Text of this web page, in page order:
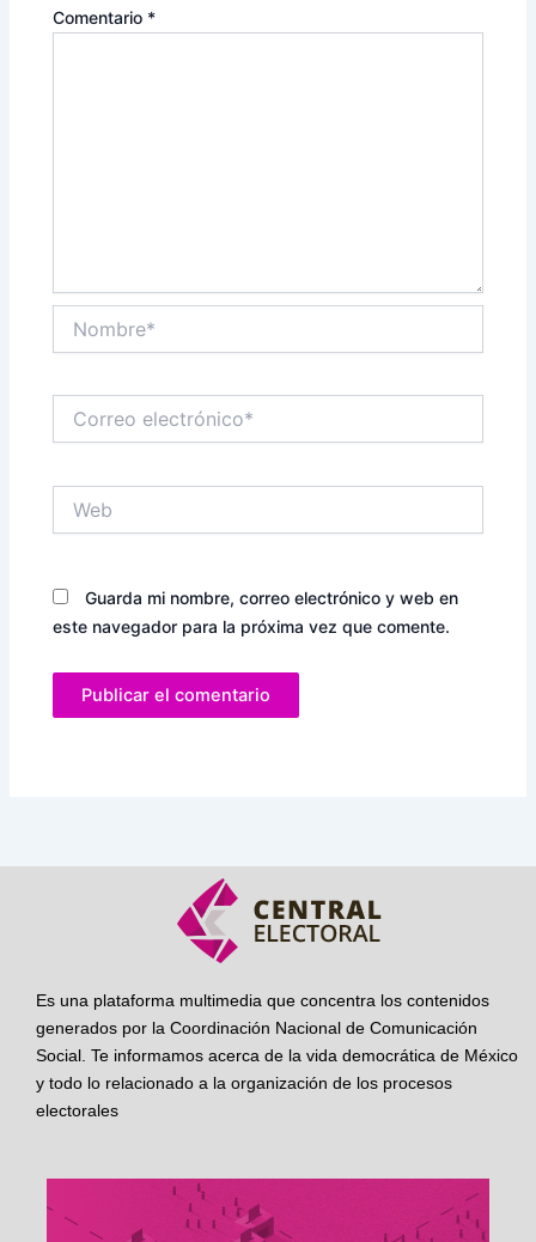
Comentario *
electrónico*
Guarda mi nombre, correo electrónico y web en
este navegador para la próxima vez que comente.
Es una plataforma multimedia que concentra los contenidos
generados por la Coordinación Nacional de Comunicación
Social. Te informamos acerca de la vida democrática de México
y todo lo relacionado a la organización de los procesos
electorales